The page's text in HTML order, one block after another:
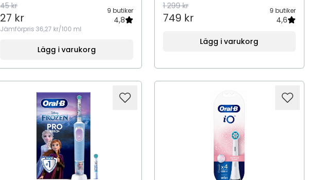
45 kr
27 kr
9 butiker
4,8
Jämförpris36,27 kr/100 ml
Lägg i varukorg
1 299 kr
749 kr
9 butiker
4,6
Lägg i varukorg